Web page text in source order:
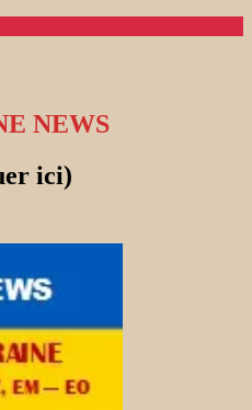
NEWS
ici)